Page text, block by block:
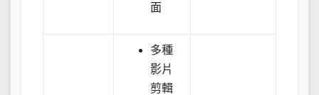
面
多種
影片
剪輯